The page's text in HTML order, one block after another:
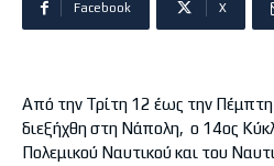
Facebook X
Από την Τρίτη 12 έως την
διεξήχθη στη Νάπολη, ο 14ος
Πολεμικού Ναυτικού και του